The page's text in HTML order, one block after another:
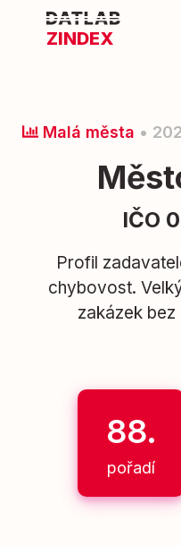
ZINDEX
Malá města •
IČO
Profil
chybovost.
zakázek
88.
pořadí